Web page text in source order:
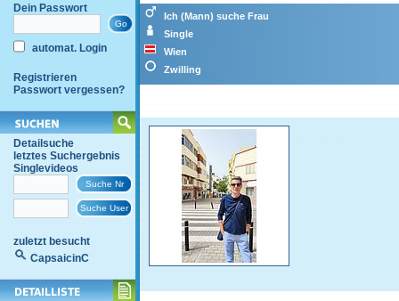
Dein Passwort
automat. Login
Registrieren
Passwort vergessen?
Detailsuche
letztes Suchergebnis
Singlevideos
zuletzt besucht
CapsaicinC
Ich (Mann) suche Frau
Single
Wien
Zwilling